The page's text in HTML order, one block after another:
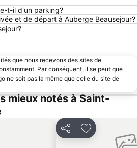
t-il d'un parking?
et de départ à Auberge Beausejour?
que nous recevons des sites de
Par conséquent, il se peut que
ne soit pas la même que celle du site de
mieux notés à Saint-
PartagerAjouter à